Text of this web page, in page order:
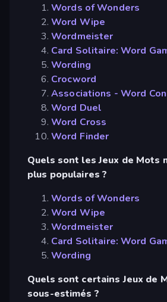
Words of Wonders
Word Wipe
Wordmeister
Card Solitaire: Word
Wording
Crocword
Associations - Word
Word Duel
Word Cross
Word Finder
Quels sont les Jeux de Mots
plus populaires ?
Words of Wonders
Word Wipe
Wordmeister
Card Solitaire: Word
Wording
Quels sont certains Jeux de
sous-estimés ?